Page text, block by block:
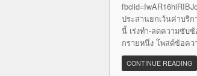
ประสานยกเว้นค่าบริ
นี้ เร่งทำ-ลดความซับ
กรายหนึ่ง โพสต์ข้อคว
CONTINUE READING